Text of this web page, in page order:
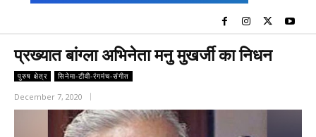
प्रख्यात बांग्ला अभिनेता मनु मुखर्जी का निधन
पुरुष क्षेत्र सिनेमा-टीवी-रंगमंच-संगीत
December 7, 2020